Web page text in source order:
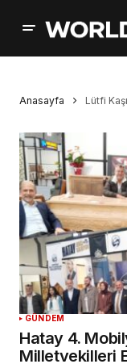
Anasayfa Lütfi
GÜNDEM
Hatay 4.
Milletvekilleri